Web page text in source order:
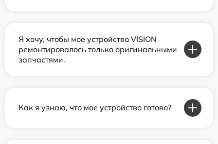
Я хочу, чтобы мое устройство VISION
ремонтировалось только оригинальными
запчастями.
Как я узнаю, что мое устройство готово?